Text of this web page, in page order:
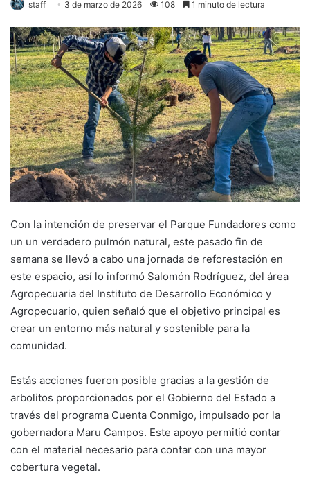
staff 3 de marzo de 2026 108 1 minuto de lectura
Con la intención de preservar el Parque Fundadores como
un un verdadero pulmón natural, este pasado fin de
semana se llevó a cabo una jornada de reforestación en
este espacio, así lo informó Salomón Rodríguez, del área
Agropecuaria del Instituto de Desarrollo Económico y
Agropecuario, quien señaló que el objetivo principal es
crear un entorno más natural y sostenible para la
comunidad.
Estás acciones fueron posible gracias a la gestión de
arbolitos proporcionados por el Gobierno del Estado a
través del programa Cuenta Conmigo, impulsado por la
gobernadora Maru Campos. Este apoyo permitió contar
con el material necesario para contar con una mayor
cobertura vegetal.